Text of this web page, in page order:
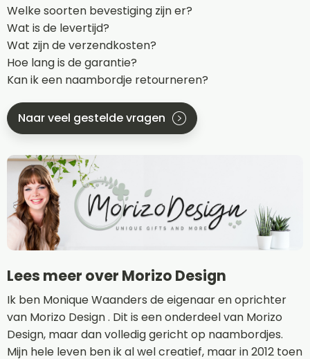
Welke soorten bevestiging zijn er?
Wat is de levertijd?
Wat zijn de verzendkosten?
Hoe lang is de garantie?
Kan ik een naambordje retourneren?
Naar veel gestelde vragen
Lees meer over Morizo Design
Ik ben Monique Waanders de eigenaar en oprichter
van Morizo Design . Dit is een onderdeel van Morizo
Design, maar dan volledig gericht op naambordjes.
Mijn hele leven ben ik al wel creatief, maar in 2012 toen